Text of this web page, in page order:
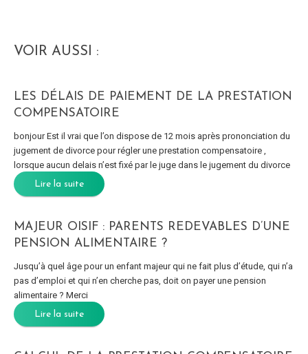
VOIR AUSSI :
LES DÉLAIS DE PAIEMENT DE LA PRESTATION
COMPENSATOIRE
bonjour Est il vrai que l’on dispose de 12 mois après prononciation du
jugement de divorce pour régler une prestation compensatoire ,
lorsque aucun delais n’est fixé par le juge dans le jugement du divorce
Lire la suite
MAJEUR OISIF : PARENTS REDEVABLES D’UNE
PENSION ALIMENTAIRE ?
Jusqu’à quel âge pour un enfant majeur qui ne fait plus d’étude, qui n’a
pas d’emploi et qui n’en cherche pas, doit on payer une pension
alimentaire ? Merci
Lire la suite